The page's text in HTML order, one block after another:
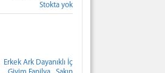
Stokta yok
Erkek Ark Dayanıklı İç